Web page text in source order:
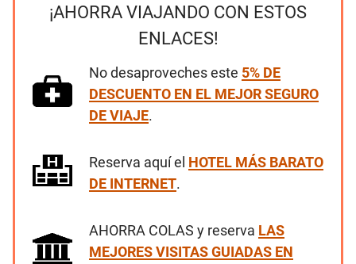
¡AHORRA VIAJANDO CON ESTOS
ENLACES!
No desaproveches este 5% DE
DESCUENTO EN EL MEJOR SEGURO
DE VIAJE.
Reserva aquí el HOTEL MÁS BARATO
DE INTERNET.
AHORRA COLAS y reserva LAS
MEJORES VISITAS GUIADAS EN